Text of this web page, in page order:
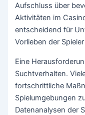
Aufschluss über
Aktivitäten im
entscheidend für
Vorlieben der
Eine
Suchtverhalten.
fortschrittliche
Spielumgebungen
Datenanalysen der